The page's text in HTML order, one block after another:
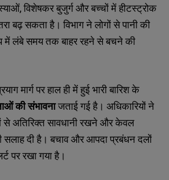
, विशेषकर बुजुर्ग और बच्चों में हीटस्ट्रोक
बढ़ सकता है। विभाग ने लोगों से पानी की
में लंबे समय तक बाहर रहने से बचने की
मार्ग पर हाल ही में हुई भारी बारिश के
की संभावना जताई गई है। अधिकारियों ने
से अतिरिक्त सावधानी रखने और केवल
सलाह दी है। बचाव और आपदा प्रबंधन दलों
पर रखा गया है।